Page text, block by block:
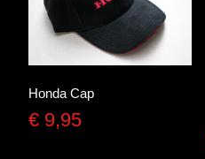
Honda Cap
€ 9,95